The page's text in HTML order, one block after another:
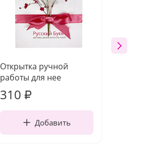
Открытка ручной
работы для нее
310 ₽
Добавить